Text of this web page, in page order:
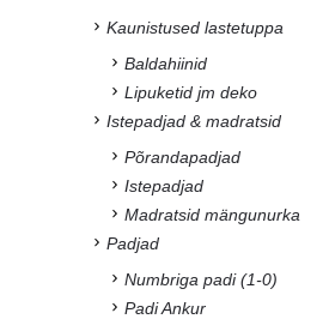
Kaunistused lastetuppa
Baldahiinid
Lipuketid jm deko
Istepadjad & madratsid
Põrandapadjad
Istepadjad
Madratsid mängunurka
Padjad
Numbriga padi (1-0)
Padi Ankur